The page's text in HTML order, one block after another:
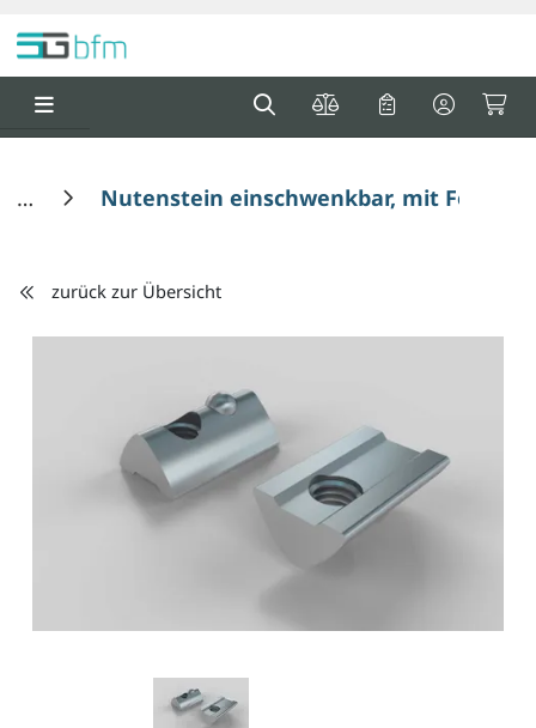
Nutenstein einschwenkbar, mit
zurück zur Übersicht